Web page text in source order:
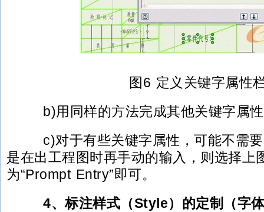
图6 定义关键字属性
b)用同样的方法完成其他关键字属
c)对于有些关键字属性，可能不需
是在出工程图时再手动的输入，则选择上
为“Prompt Entry”即可。
4、标注样式（Style）的定制（字